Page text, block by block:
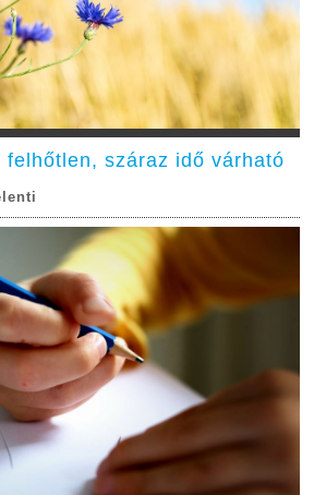
felhőtlen, száraz idő várható